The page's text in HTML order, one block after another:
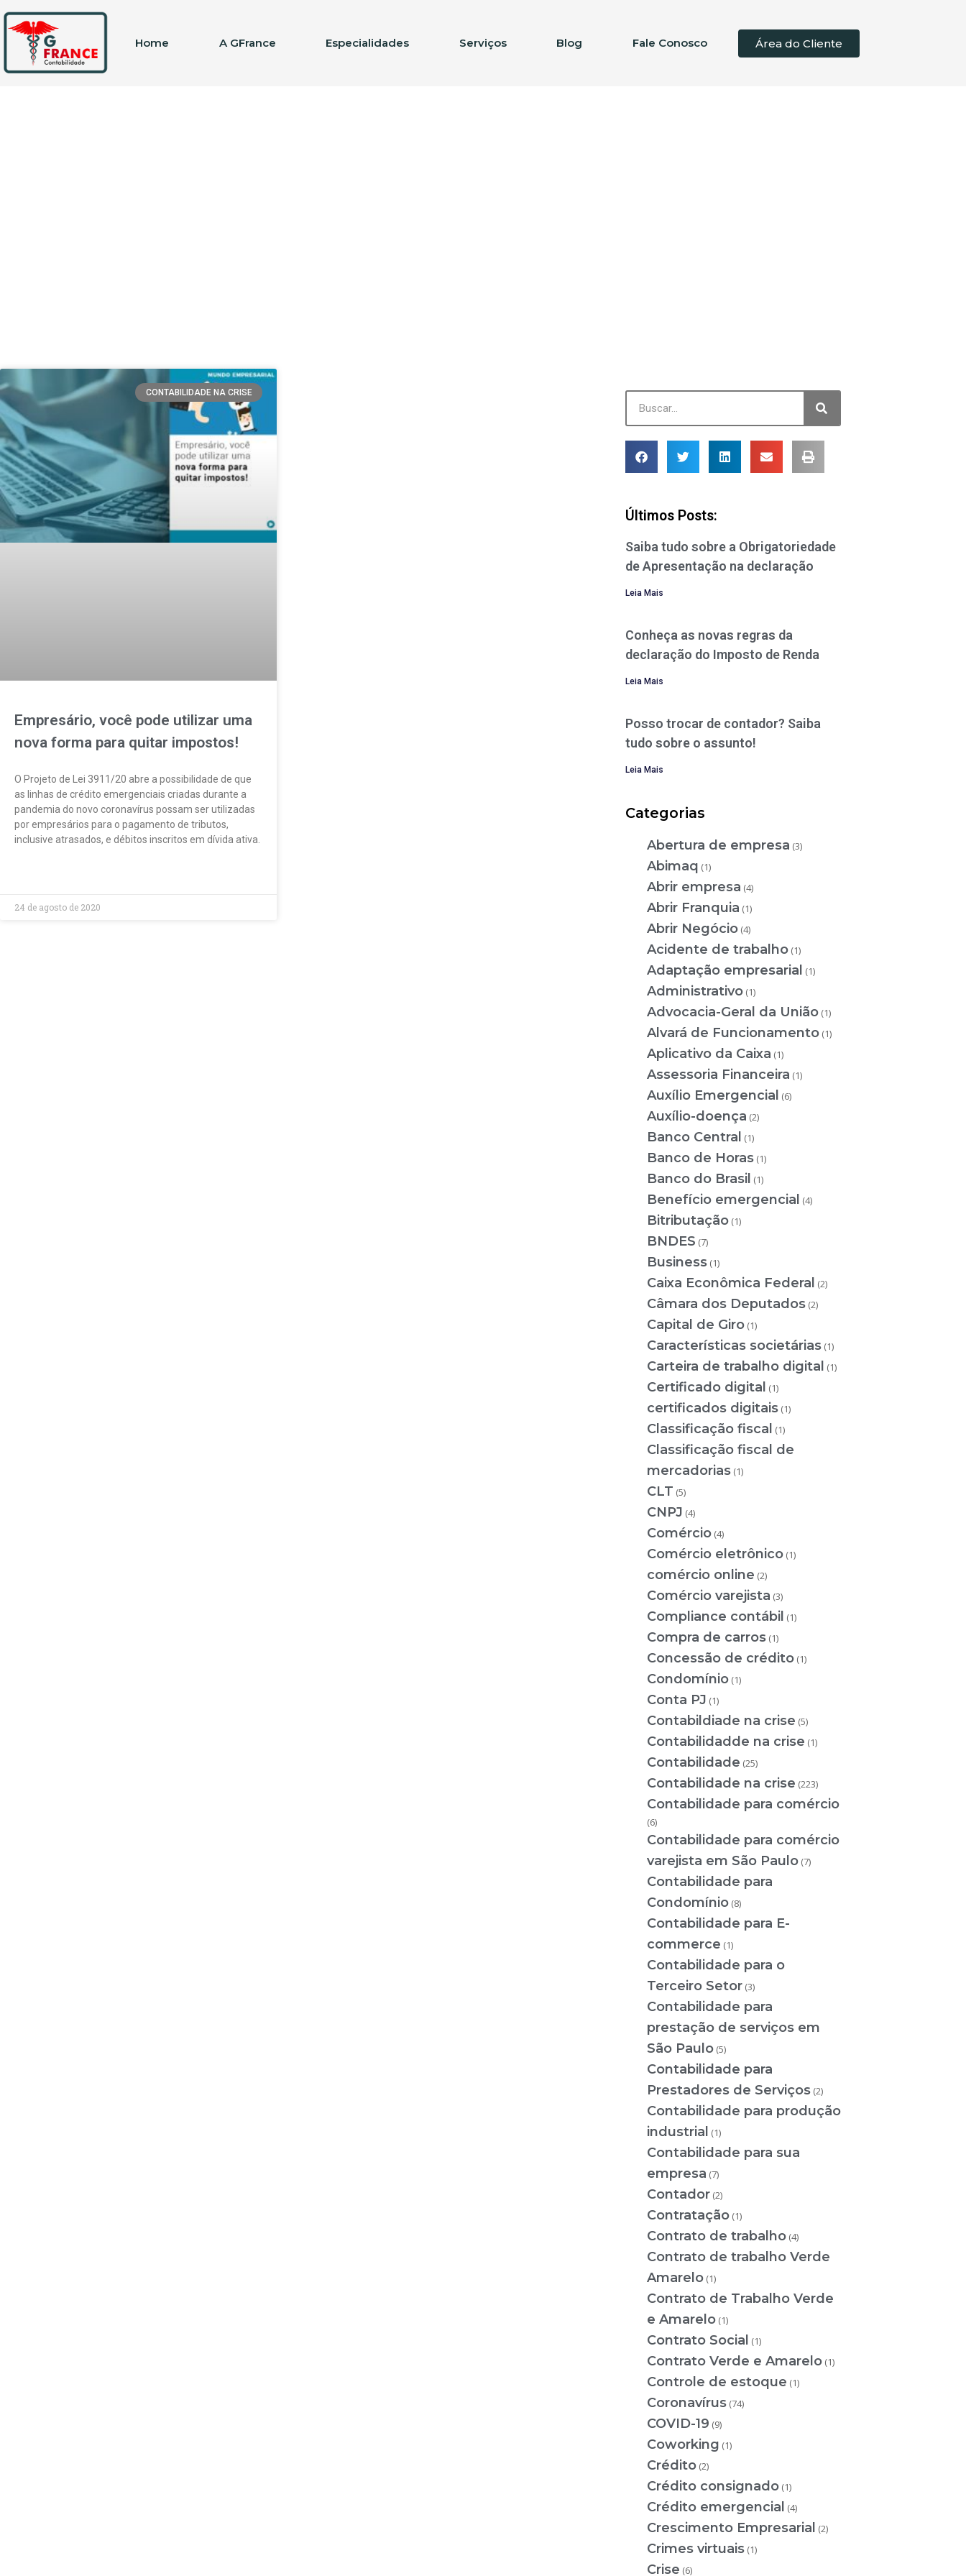
Home A GFrance Especialidades Serviços Blog Fale Conosco Área do Cliente
CONTABILIDADE NA CRISE
Empresário, você pode utilizar uma
nova forma para quitar impostos!
O Projeto de Lei 3911/20 abre a possibilidade de que
as linhas de crédito emergenciais criadas durante a
pandemia do novo coronavírus possam ser utilizadas
por empresários para o pagamento de tributos,
inclusive atrasados, e débitos inscritos em dívida ativa.
24 de agosto de 2020
Últimos Posts:
Saiba tudo sobre a Obrigatoriedade
de Apresentação na declaração
Leia Mais
Conheça as novas regras da
declaração do Imposto de Renda
Leia Mais
Posso trocar de contador? Saiba
tudo sobre o assunto!
Leia Mais
Categorias
Abertura de empresa (3)
Abimaq (1)
Abrir empresa (4)
Abrir Franquia (1)
Abrir Negócio (4)
Acidente de trabalho (1)
Adaptação empresarial (1)
Administrativo (1)
Advocacia-Geral da União (1)
Alvará de Funcionamento (1)
Aplicativo da Caixa (1)
Assessoria Financeira (1)
Auxílio Emergencial (6)
Auxílio-doença (2)
Banco Central (1)
Banco de Horas (1)
Banco do Brasil (1)
Benefício emergencial (4)
Bitributação (1)
BNDES (7)
Business (1)
Caixa Econômica Federal (2)
Câmara dos Deputados (2)
Capital de Giro (1)
Características societárias (1)
Carteira de trabalho digital (1)
Certificado digital (1)
certificados digitais (1)
Classificação fiscal (1)
Classificação fiscal de
mercadorias (1)
CLT (5)
CNPJ (4)
Comércio (4)
Comércio eletrônico (1)
comércio online (2)
Comércio varejista (3)
Compliance contábil (1)
Compra de carros (1)
Concessão de crédito (1)
Condomínio (1)
Conta PJ (1)
Contabildiade na crise (5)
Contabilidadde na crise (1)
Contabilidade (25)
Contabilidade na crise (223)
Contabilidade para comércio
(6)
Contabilidade para comércio
varejista em São Paulo (7)
Contabilidade para
Condomínio (8)
Contabilidade para E-
commerce (1)
Contabilidade para o
Terceiro Setor (3)
Contabilidade para
prestação de serviços em
São Paulo (5)
Contabilidade para
Prestadores de Serviços (2)
Contabilidade para produção
industrial (1)
Contabilidade para sua
empresa (7)
Contador (2)
Contratação (1)
Contrato de trabalho (4)
Contrato de trabalho Verde
Amarelo (1)
Contrato de Trabalho Verde
e Amarelo (1)
Contrato Social (1)
Contrato Verde e Amarelo (1)
Controle de estoque (1)
Coronavírus (74)
COVID-19 (9)
Coworking (1)
Crédito (2)
Crédito consignado (1)
Crédito emergencial (4)
Crescimento Empresarial (2)
Crimes virtuais (1)
Crise (6)